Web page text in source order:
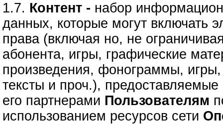
1.7. Контент - набор
данных, которые могут включать
права (включая но, не
абонента, игры, графические
произведения, фонограммы,
тексты и проч.), предоставляемые
его партнерами Пользователям
использованием ресурсов сети